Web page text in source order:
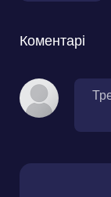
Коментарі